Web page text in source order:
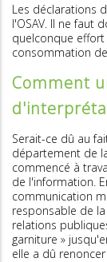
Les déclarations
l'OSAV. Il ne faut
quelconque
consommation de
Comment
Serait-ce dû au
département de
commencé à
de l'information.
communication
responsable de
relations
garniture »
elle a dû